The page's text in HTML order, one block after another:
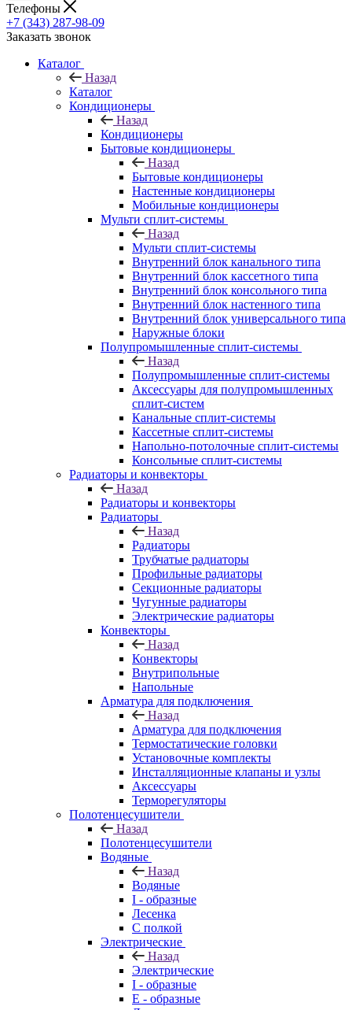
Телефоны
+7 (343) 287-98-09
Заказать звонок
Каталог
Назад
Каталог
Кондиционеры
Назад
Кондиционеры
Бытовые кондиционеры
Назад
Бытовые кондиционеры
Настенные кондиционеры
Мобильные кондиционеры
Мульти сплит-системы
Назад
Мульти сплит-системы
Внутренний блок канального типа
Внутренний блок кассетного типа
Внутренний блок консольного типа
Внутренний блок настенного типа
Внутренний блок универсального типа
Наружные блоки
Полупромышленные сплит-системы
Назад
Полупромышленные сплит-системы
Аксессуары для полупромышленных
сплит-систем
Канальные сплит-системы
Кассетные сплит-системы
Напольно-потолочные сплит-системы
Консольные сплит-системы
Радиаторы и конвекторы
Назад
Радиаторы и конвекторы
Радиаторы
Назад
Радиаторы
Трубчатые радиаторы
Профильные радиаторы
Секционные радиаторы
Чугунные радиаторы
Электрические радиаторы
Конвекторы
Назад
Конвекторы
Внутрипольные
Напольные
Арматура для подключения
Назад
Арматура для подключения
Термостатические головки
Установочные комплекты
Инсталляционные клапаны и узлы
Аксессуары
Терморегуляторы
Полотенцесушители
Назад
Полотенцесушители
Водяные
Назад
Водяные
I - образные
Лесенка
С полкой
Электрические
Назад
Электрические
I - образные
E - образные